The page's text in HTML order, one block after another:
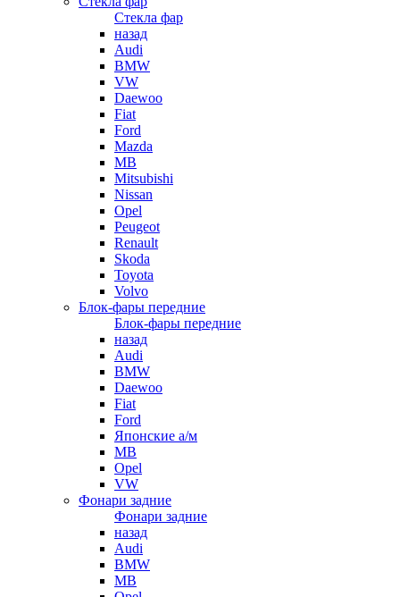
Стекла фар
назад
Audi
BMW
VW
Daewoo
Fiat
Ford
Mazda
MB
Mitsubishi
Nissan
Opel
Peugeot
Renault
Skoda
Toyota
Volvo
Блок-фары передние
Блок-фары передние
назад
Audi
BMW
Daewoo
Fiat
Ford
Японские а/м
MB
Opel
VW
Фонари задние
Фонари задние
назад
Audi
BMW
MB